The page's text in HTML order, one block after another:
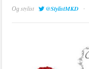
Одstylist @StylistMKD ·